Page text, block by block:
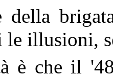
della
illusioni,
è che il